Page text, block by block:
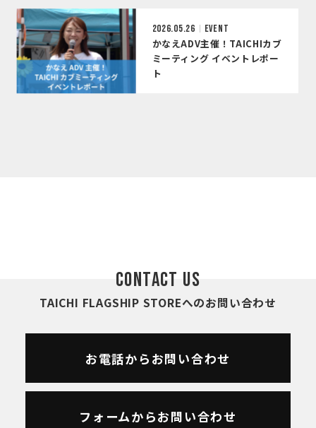
2026.05.26 EVENT
かなえADV主催！TAICHIカブ
ミーティング イベントレポー
ト
CONTACT US
TAICHI FLAGSHIP STOREへのお問い合わせ
お電話からお問い合わせ
フォームからお問い合わせ